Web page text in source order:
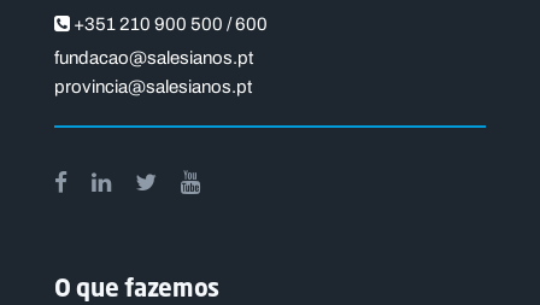
+351 210 900 500 / 600
fundacao@salesianos.pt
provincia@salesianos.pt
O que fazemos